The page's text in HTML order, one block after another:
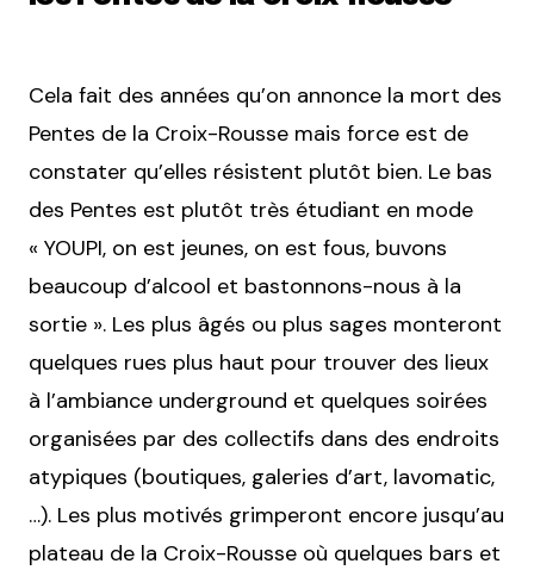
Cela fait des années qu’on annonce la mort des
Pentes de la Croix-Rousse mais force est de
constater qu’elles résistent plutôt bien. Le bas
des Pentes est plutôt très étudiant en mode
« YOUPI, on est jeunes, on est fous, buvons
beaucoup d’alcool et bastonnons-nous à la
sortie ». Les plus âgés ou plus sages monteront
quelques rues plus haut pour trouver des lieux
à l’ambiance underground et quelques soirées
organisées par des collectifs dans des endroits
atypiques (boutiques, galeries d’art, lavomatic,
…). Les plus motivés grimperont encore jusqu’au
plateau de la Croix-Rousse où quelques bars et